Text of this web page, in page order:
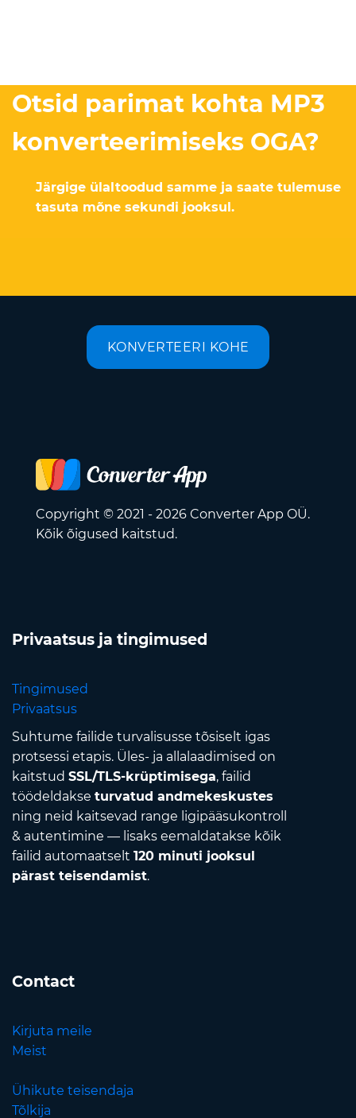
Otsid parimat kohta MP3
konverteerimiseks OGA?
Järgige ülaltoodud samme ja saate tulemuse
tasuta mõne sekundi jooksul.
KONVERTEERI KOHE
Copyright © 2021 - 2026 Converter App OÜ.
Kõik õigused kaitstud.
Privaatsus ja tingimused
Tingimused
Privaatsus
Suhtume failide turvalisusse tõsiselt igas
protsessi etapis. Üles- ja allalaadimised on
kaitstud SSL/TLS-krüptimisega, failid
töödeldakse turvatud andmekeskustes
ning neid kaitsevad range ligipääsukontroll
& autentimine — lisaks eemaldatakse kõik
failid automaatselt 120 minuti jooksul
pärast teisendamist.
Contact
Kirjuta meile
Meist
Ühikute teisendaja
Tõlkija